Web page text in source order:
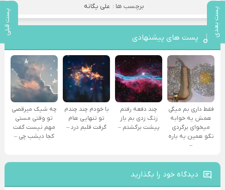
پست بعدی پست قبلی
برچسب ها : علی یگانه
پست های پیشنهادی
فقط داری بم میگی
همش یه خوابه
میخوای برگردی
نگو همین یه باره
–
چند دفعه رفتم
زنگ زدی بم باز
پیشت برگشتم –
با خودم چند چندم
تو تنهایی هام
گرفت قلبم درد –
چه شیک میرقصی
تو وقتی مستی
مهم نیست گفت
کجا دیشب چی –
دیدگاه خود را بگذارید